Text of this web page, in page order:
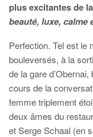
plus excitantes de
beauté, luxe, calme
Perfection. Tel est le
bouleversés, à la
de la gare d’Obernai,
cours de la
femme triplement
deux âmes du
et Serge Schaal (en